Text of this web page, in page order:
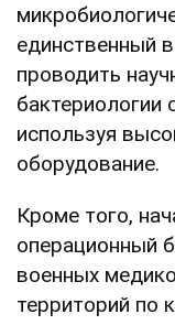
единственный
проводить
бактериологии
используя
оборудование.
Кроме того,
операционный
военных
территорий по